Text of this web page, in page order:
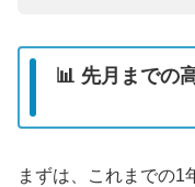
📊 先月までの
まずは、これまでの1